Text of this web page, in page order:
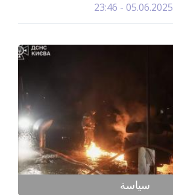
05.06.2025 - 23:46
سياسة